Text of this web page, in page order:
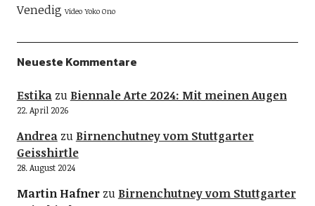
Venedig Video Yoko Ono
Neueste Kommentare
Estikazu Biennale Arte 2024: Mit meinen Augen
22. April 2026
Andreazu Birnenchutney vom Stuttgarter
Geisshirtle
28. August 2024
Martin Hafnerzu Birnenchutney vom Stuttgarter